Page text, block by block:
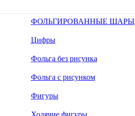
ФОЛЬГИРОВАННЫЕ ШАРЫ
Цифры
Фольга без рисунка
Фольга с рисунком
Фигуры
Ходячие фигуры